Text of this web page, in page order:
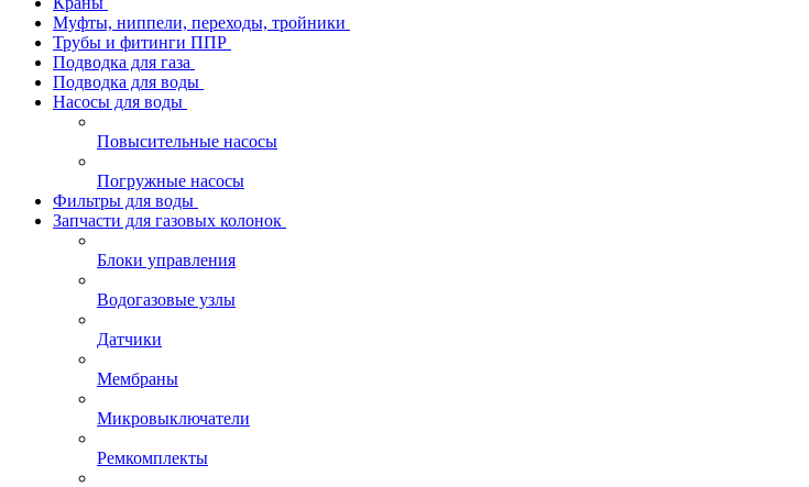
Муфты, ниппели, переходы, тройники
Трубы и фитинги ППР
Подводка для газа
Подводка для воды
Насосы для воды
Повысительные насосы
Погружные насосы
Фильтры для воды
Запчасти для газовых колонок
Блоки управления
Водогазовые узлы
Датчики
Мембраны
Микровыключатели
Ремкомплекты